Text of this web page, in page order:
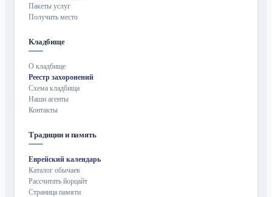
Пакеты услуг
Получить место
Кладбище
О кладбище
Реестр захоронений
Схема кладбища
Наши агенты
Контакты
Традиции и память
Еврейский календарь
Каталог обычаев
Рассчитать йорцайт
Страница памяти